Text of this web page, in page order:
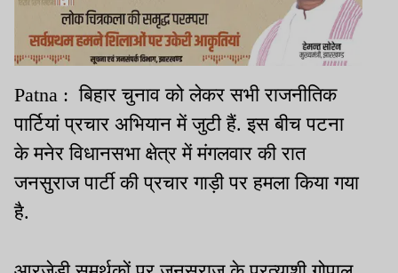
Patna : बिहार चुनाव को लेकर सभी राजनीतिक
पार्टियां प्रचार अभियान में जुटी हैं. इस बीच पटना
के मनेर विधानसभा क्षेत्र में मंगलवार की रात
जनसुराज पार्टी की प्रचार गाड़ी पर हमला किया गया
है.